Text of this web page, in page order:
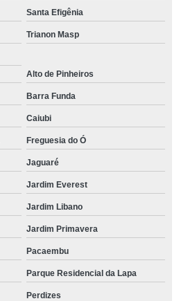
Santa Efigênia
Trianon Masp
Alto de Pinheiros
Barra Funda
Caiubi
Freguesia do Ó
Jaguaré
Jardim Everest
Jardim Libano
Jardim Primavera
Pacaembu
Parque Residencial da Lapa
Perdizes